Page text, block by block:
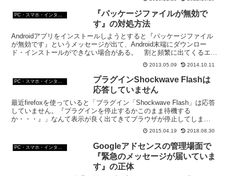
PC・スマホ・インターネットトラブルの解消方法
『パッケージファイルが無効で
す』の対処方法
Androidアプリをインストールしようとすると『パッケージファイル
が無効です』というメッセージが出て、Android末端にダウンロー
ド・インストールができない場合がある。 割と頻繁に出てくるエラ
ーメッセージだ。 この、『パッケージファイル...2013.05.09 2014.10.11
プラグインShockwave Flashは
応答していません
最近firefoxを使っていると「プラグイン「Shockwave Flash」は応答
していません。『プラグインを停止するかこのまま待機する
か・・・』」なんて表示が良く出てきてブラウザが停止してしま
う。 特に複数のタブを開い他時に良くクラッシ...2015.04.19 2018.08.30
Googleアドセンスの管理場面で
『緊急のメッセージが届いていま
す』の正体